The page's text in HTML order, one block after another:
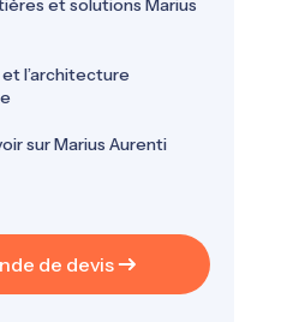
et solutions Marius
l’architecture
sur Marius Aurenti
de devis